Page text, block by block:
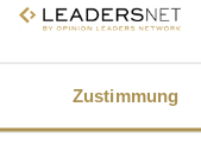
Zustimmung
(@mediummagazin)
Jury außerdem, dass
Dach des